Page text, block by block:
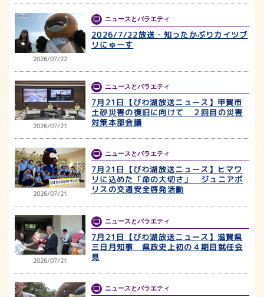
2026/07/22
ニュースとバラエティ
2026/7/22放送・知ったかぶりカイツブ
リにゅーす
2026/07/21
ニュースとバラエティ
7月21日【びわ湖放送ニュース】甲賀市
土砂災害の復旧に向けて ２回目の災害
対策本部会議
2026/07/21
ニュースとバラエティ
7月21日【びわ湖放送ニュース】ヒマワ
リに込めた「命の大切さ」 ジュニアポ
リスの交通安全啓発活動
2026/07/21
ニュースとバラエティ
7月21日【びわ湖放送ニュース】滋賀県
三日月知事 県政史上初の４期目就任会
見
ニュースとバラエティ